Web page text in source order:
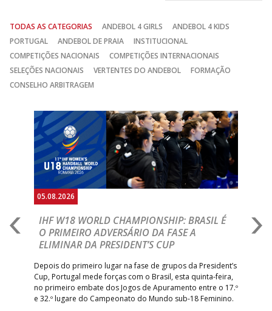
TODAS AS CATEGORIAS ANDEBOL 4 GIRLS
ANDEBOL 4 KIDS
PORTUGAL
ANDEBOL DE PRAIA
INSTITUCIONAL
COMPETIÇÕES NACIONAIS
COMPETIÇÕES INTERNACIONAIS
SELEÇÕES NACIONAIS
VERTENTES DO ANDEBOL
FORMAÇÃO
CONSELHO ARBITRAGEM
05.08.2026
IHF W18 WORLD CHAMPIONSHIP: BRASIL É
O PRIMEIRO ADVERSÁRIO DA FASE A
ELIMINAR DA PRESIDENT’S CUP
Depois do primeiro lugar na fase de grupos da President’s
Cup, Portugal mede forças com o Brasil, esta quinta-feira,
no primeiro embate dos Jogos de Apuramento entre o 17.º
e 32.º lugare do Campeonato do Mundo sub-18 Feminino.
Anterior